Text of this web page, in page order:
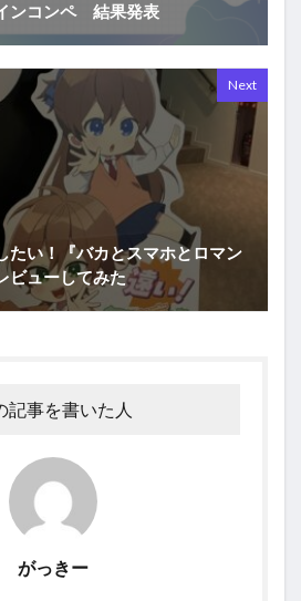
ンコンペ 結果発表
Next
たい！『バカとスマホとロマン
ビューしてみた
記事を書いた人
がっきー